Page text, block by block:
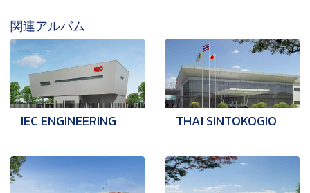
関連アルバム
IEC ENGINEERING THAI SINTOKOGIO